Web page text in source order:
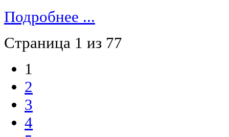
Подробнее ...
Страница 1 из 77
1
2
3
4